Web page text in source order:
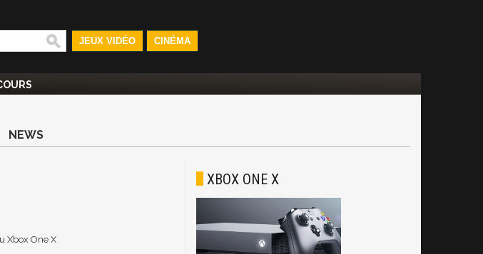
JEUX VIDÉO CINÉMA
NEWS
Xbox One X
XBOX ONE X